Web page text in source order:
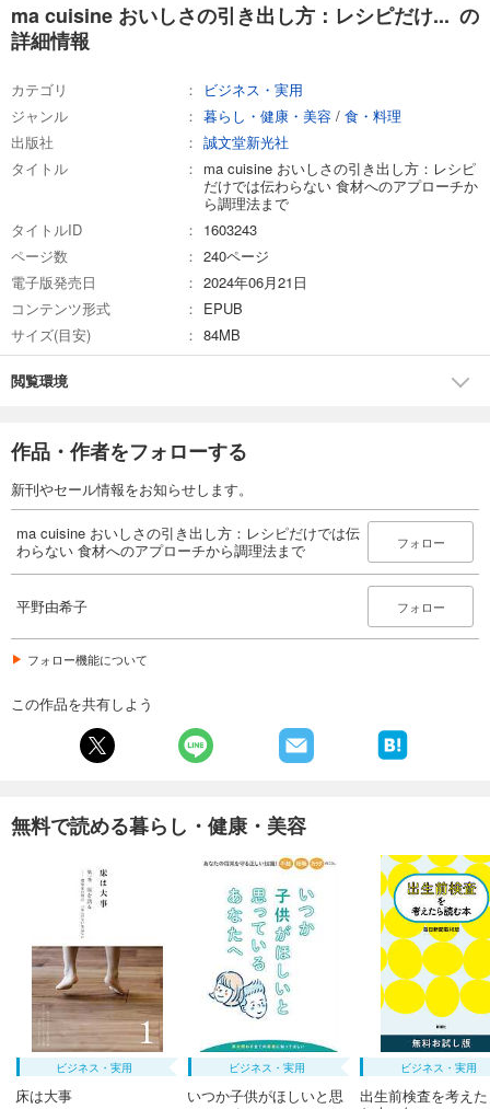
ma cuisine おいしさの引き出し方：レシピだけ... の
詳細情報
カテゴリ
ビジネス・実用
ジャンル
暮らし・健康・美容 / 食・料理
出版社
誠文堂新光社
タイトル
ma cuisine おいしさの引き出し方：レシピ
だけでは伝わらない 食材へのアプローチか
ら調理法まで
タイトルID
1603243
ページ数
240ページ
電子版発売日
2024年06月21日
コンテンツ形式
EPUB
サイズ(目安)
84MB
閲覧環境
作品・作者をフォローする
新刊やセール情報をお知らせします。
ma cuisine おいしさの引き出し方：レシピだけでは伝
わらない 食材へのアプローチから調理法まで
フォロー
平野由希子 フォロー
フォロー機能について
この作品を共有しよう
無料で読める暮らし・健康・美容
ビジネス・実用
床は大事
ビジネス・実用
いつか子供がほしいと思
ビジネス・実用
出生前検査を考え